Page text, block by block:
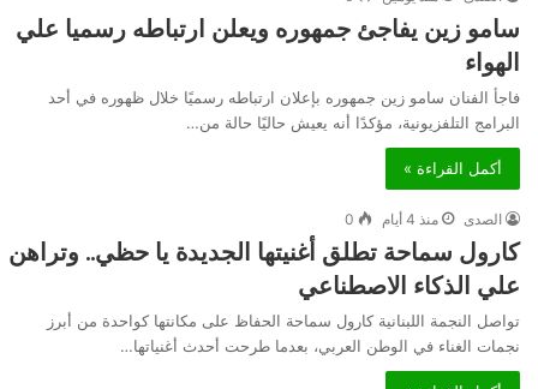
سامو زين يفاجئ جمهوره ويعلن ارتباطه رسميا علي
الهواء
فاجأ الفنان سامو زين جمهوره بإعلان ارتباطه رسميًا خلال ظهوره في أحد
البرامج التلفزيونية، مؤكدًا أنه يعيش حاليًا حالة من…
أكمل القراءة »
الصدى منذ 4 أيام 0
كارول سماحة تطلق أغنيتها الجديدة يا حظي.. وتراهن
علي الذكاء الاصطناعي
تواصل النجمة اللبنانية كارول سماحة الحفاظ على مكانتها كواحدة من أبرز
نجمات الغناء في الوطن العربي، بعدما طرحت أحدث أغنياتها…